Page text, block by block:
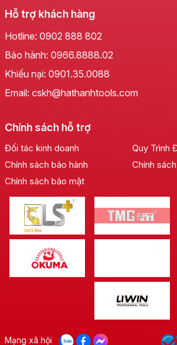
Hỗ trợ khách hàng
Hotline: 0902 888 802
Bảo hành: 0966.8888.02
Khiếu nại: 0901.35.0088
Email: cskh@hathanhtools.com
Chính sách hỗ trợ
Đối tác kinh doanh
Quy Trình
Chính sách bảo hành
Chính
Chính sách bảo mật
Mạng xã hội